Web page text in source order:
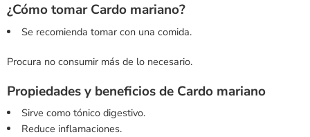
¿Cómo tomar Cardo mariano?
Se recomienda tomar con una comida.
Procura no consumir más de lo necesario.
Propiedades y beneficios de Cardo mariano
Sirve como tónico digestivo.
Reduce inflamaciones.